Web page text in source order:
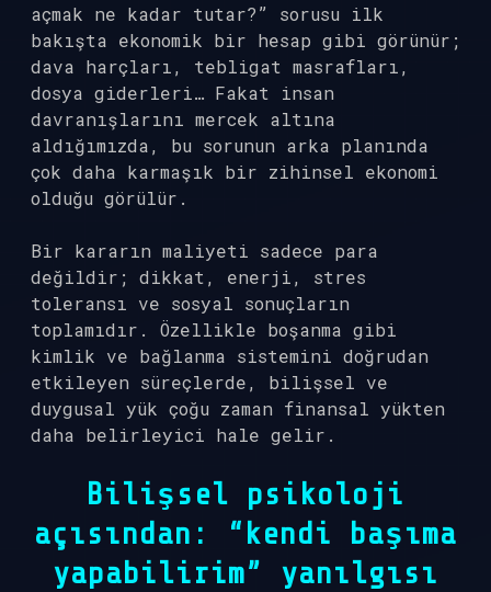
açmak ne kadar tutar?” sorusu ilk
bakışta ekonomik bir hesap gibi görünür;
dava harçları, tebligat masrafları,
dosya giderleri… Fakat insan
davranışlarını mercek altına
aldığımızda, bu sorunun arka planında
çok daha karmaşık bir zihinsel ekonomi
olduğu görülür.
Bir kararın maliyeti sadece para
değildir; dikkat, enerji, stres
toleransı ve sosyal sonuçların
toplamıdır. Özellikle boşanma gibi
kimlik ve bağlanma sistemini doğrudan
etkileyen süreçlerde, bilişsel ve
duygusal yük çoğu zaman finansal yükten
daha belirleyici hale gelir.
Bilişsel psikoloji
açısından: “kendi başıma
yapabilirim” yanılgısı